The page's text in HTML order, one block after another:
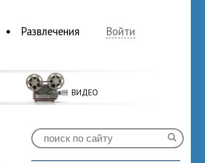
Развлечения Войти
ВИДЕО